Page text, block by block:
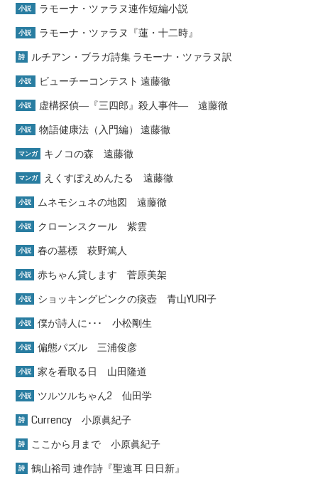
小説 ラモーナ・ツァラヌ連作短編小説
小説 ラモーナ・ツァラヌ『蓮・十二時』
詩 ルチアン・ブラガ詩集 ラモーナ・ツァラヌ訳
小説 ビューチーコンテスト 遠藤徹
小説 虚構探偵―『三四郎』殺人事件― 遠藤徹
小説 物語健康法（入門編） 遠藤徹
マンガ キノコの森 遠藤徹
マンガ えくすぽえめんたる 遠藤徹
小説 ムネモシュネの地図 遠藤徹
小説 クローンスクール 紫雲
小説 春の墓標 萩野篤人
小説 赤ちゃん貸します 菅原美架
小説 ショッキングピンクの痰壺 青山YURI子
小説 僕が詩人に･･･ 小松剛生
小説 偏態パズル 三浦俊彦
小説 家を看取る日 山田隆道
小説 ツルツルちゃん2 仙田学
詩 Currency 小原眞紀子
詩 ここから月まで 小原眞紀子
詩 鶴山裕司 連作詩『聖遠耳 日日新』